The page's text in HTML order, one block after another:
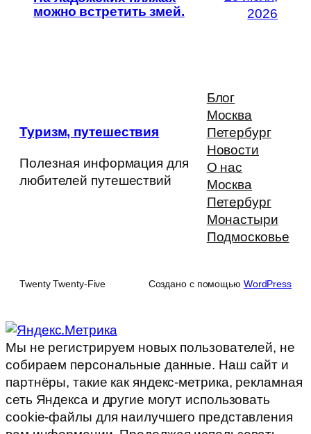
можно встретить змей.
2026
Туризм, путешествия
Полезная информация для
любителей путешествий
Блог
Москва
Петербург
Новости
О нас
Москва
Петербург
Монастыри
Подмосковье
Twenty Twenty-Five Создано с помощью WordPress
Мы не регистрируем новых пользователей, не
собираем персональные данные. Наш сайт и
партнёры, такие как яндекс-метрика, рекламная
сеть Яндекса и другие могут использовать
cookie-файлы для наилучшего представления